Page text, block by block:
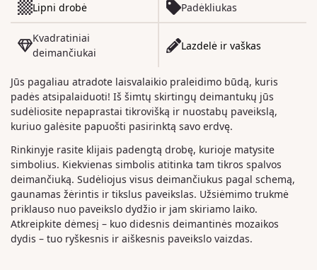
Lipni drobė
Padėkliukas
Kvadratiniai
deimančiukai
Lazdelė ir vaškas
Jūs pagaliau atradote laisvalaikio praleidimo būdą, kuris
padės atsipalaiduoti! Iš šimtų skirtingų deimantukų jūs
sudėliosite nepaprastai tikrovišką ir nuostabų paveikslą,
kuriuo galėsite papuošti pasirinktą savo erdvę.
Rinkinyje rasite klijais padengtą drobę, kurioje matysite
simbolius. Kiekvienas simbolis atitinka tam tikros spalvos
deimančiuką. Sudėliojus visus deimančiukus pagal schemą,
gaunamas žėrintis ir tikslus paveikslas. Užsiėmimo trukmė
priklauso nuo paveikslo dydžio ir jam skiriamo laiko.
Atkreipkite dėmesį – kuo didesnis deimantinės mozaikos
dydis – tuo ryškesnis ir aiškesnis paveikslo vaizdas.